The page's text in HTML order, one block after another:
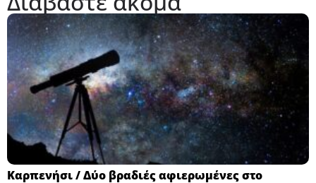
Καρπενήσι / Δύο βραδιές αφιερωμένες στο